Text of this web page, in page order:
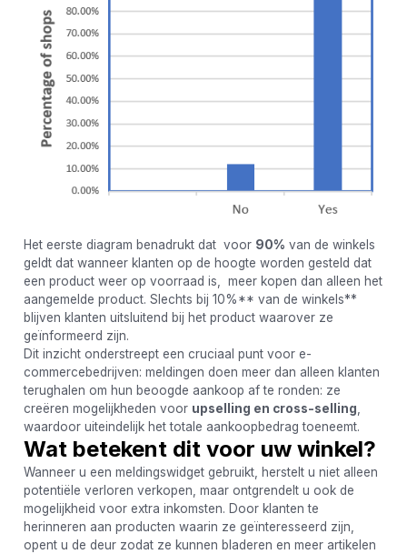
Het eerste diagram benadrukt dat voor 90% van de winkels
geldt dat wanneer klanten op de hoogte worden gesteld dat
een product weer op voorraad is, meer kopen dan alleen het
aangemelde product. Slechts bij 10%** van de winkels**
blijven klanten uitsluitend bij het product waarover ze
geïnformeerd zijn.
Dit inzicht onderstreept een cruciaal punt voor e-
commercebedrijven: meldingen doen meer dan alleen klanten
terughalen om hun beoogde aankoop af te ronden: ze
creëren mogelijkheden voor upselling en cross-selling
waardoor uiteindelijk het totale aankoopbedrag toeneemt.
Wat betekent dit voor uw winkel?
Wanneer u een meldingswidget gebruikt, herstelt u niet alleen
potentiële verloren verkopen, maar ontgrendelt u ook de
mogelijkheid voor extra inkomsten. Door klanten te
herinneren aan producten waarin ze geïnteresseerd zijn,
opent u de deur zodat ze kunnen bladeren en meer artikelen